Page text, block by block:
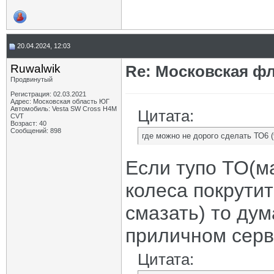
20.04.2024, 12:03
Ruwalwik
Продвинутый
Регистрация: 02.03.2021
Адрес: Московская область ЮГ
Автомобиль: Vesta SW Cross H4M
CVT
Возраст: 40
Сообщений: 898
Re: Московская
Цитата:
где можно не дорого сделать ТО6
Если тупо
колеса
смазать) то
приличном
Цитата: